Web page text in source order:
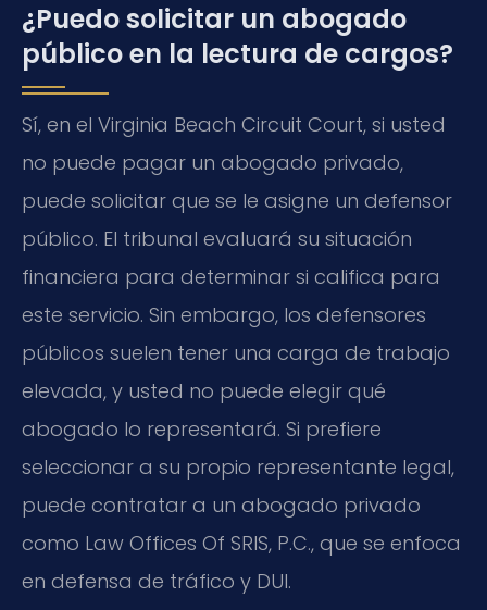
¿Puedo solicitar un abogado
público en la lectura de cargos?
Sí, en el Virginia Beach Circuit Court, si usted
no puede pagar un abogado privado,
puede solicitar que se le asigne un defensor
público. El tribunal evaluará su situación
financiera para determinar si califica para
este servicio. Sin embargo, los defensores
públicos suelen tener una carga de trabajo
elevada, y usted no puede elegir qué
abogado lo representará. Si prefiere
seleccionar a su propio representante legal,
puede contratar a un abogado privado
como Law Offices Of SRIS, P.C., que se enfoca
en defensa de tráfico y DUI.